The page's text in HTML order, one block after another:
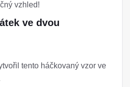
vzhled!
ve dvou
tento háčkovaný vzor ve